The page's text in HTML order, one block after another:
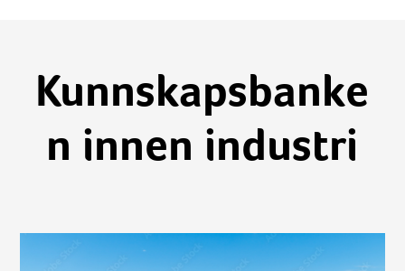
Kunnskapsbanke
n innen industri